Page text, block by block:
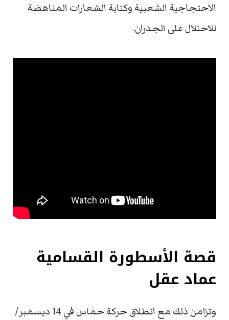
الاحتجاجية الشعبية وكتابة الشعارات المناهضة
للاحتلال على الجدران.
قصة الأسطورة القسامية
عماد عقل
وتزامن ذلك مع انطلاق حركة حماس في 14 ديسمبر/